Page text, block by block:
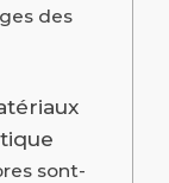
des
sont-